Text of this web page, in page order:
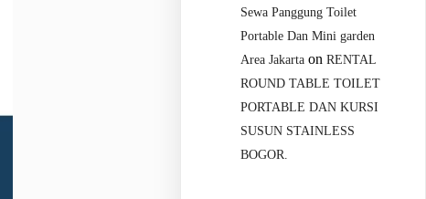
Sewa Panggung Toilet
Portable Dan Mini garden
Area Jakarta onRENTAL
ROUND TABLE TOILET
PORTABLE DAN KURSI
SUSUN STAINLESS
BOGOR.